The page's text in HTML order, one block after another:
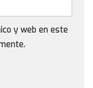
y web en este